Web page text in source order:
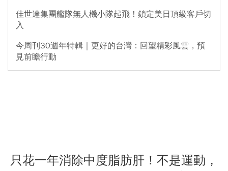
佳世達集團艦隊無人機小隊起飛！鎖定美日頂級客戶切
入
今周刊30週年特輯｜更好的台灣：回望精彩風雲，預
見前瞻行動
只花一年消除中度脂肪肝！不是運動，